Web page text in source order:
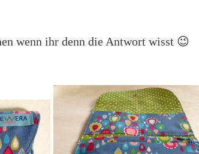
wenn ihr denn die Antwort wisst 😉